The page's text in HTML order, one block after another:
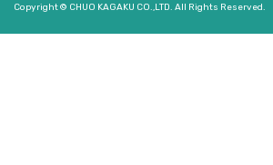
Copyright © CHUO KAGAKU CO.,LTD. All Rights Reserved.